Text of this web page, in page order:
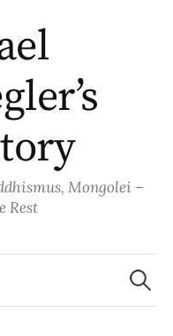
Mongolei –
Rest
Suchen
nach: